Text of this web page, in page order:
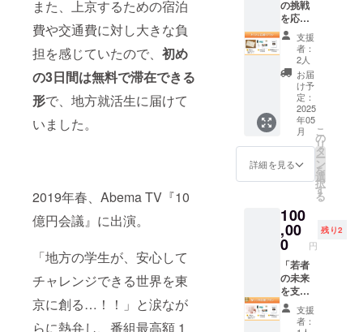
また、上京するための宿泊
費や交通費に対し大きな負
担を感じていたので、 初め
の3日間は無料で滞在できる
形で、地方就活生に届けて
いました。
2019年春、Abema TV『10
億円会議』に出演。
「地方の学生が、安心して
チャレンジできる世界を東
京に創る…！！」と涙なが
らに熱弁し、番組最高額 1
荒木が
ゼロか
ら創
る"全国
の大人
の家に
泊まれ
る仕組
み"の裏
側を大
公開！
全国の
大人と
出会え
るチャ
が、あ
なたに
巡って
くるか
も！？
・自分
らしく
生きる
大人た
ちが集
ちろん
大切。
でも、
東京以
外の土
地で "尊
敬でき
る大人"
と出会
うこと
は、 若
者に
とっ
て、そ
に大き
な気づ
きや出
会いに
なるこ
とがあ
りま
す。 た
とえ
ば、そ
のマッ
チング
体制が
整い次
第、詳
細をご
案内予
定で
す。 ▽
対象地
域 東京
奈川
県・千
埼玉県
にお住
まいの
方限定
※対象地
域外の
方から
のご支
援はご
遠慮い
滞在し
た若者
たち
――そ
の年齢
や出身
地、ど
んな想
いで上
京して
2025年
10月ま
とに、
データ
とイン
タ
ビュー
をまと
めたレ
ポート
をお届
時間、
無料滞
在でき
る支援
へと繋
がりま
す。 ぜ
ひ、こ
のプロ
ジェク
トに興
持って
いただ
の方と
一緒に
応援し
ていた
だけま
せん
か？ ▽
ご支援
いただ
を、皆
さまと
一緒に
創って
いけた
ら本当
に本当
に嬉し
いで
す！！
ターン
内容 ・
セージ
（5月送
付予
お気持
ちに応
じた上
乗せご
支援も
滞在し
た若者
たち
――そ
の年齢
や出身
地、ど
んな想
いで上
京して
きたの
か。
2025年
とに、
データ
とイン
タ
ビュー
をまと
めたレ
ポート
をお届
の挑戦
を応援
した
い…！
」「シ
ン その
まんま
荘を支
えた
い！！
」 そん
な熱い
想いを
持って
んへ。
『シン
そのま
んま
荘』に
滞在し
た若者
たちの
年齢や
支援
者：
2人
お届
け予
定：
2025
年05
月
詳細を見る
こ
の
リ
タ
ー
ン
を
選
択
す
る
100
,00
0 円
残り2
「若者
の未来
を支え
たい」
「シン
支援
者：